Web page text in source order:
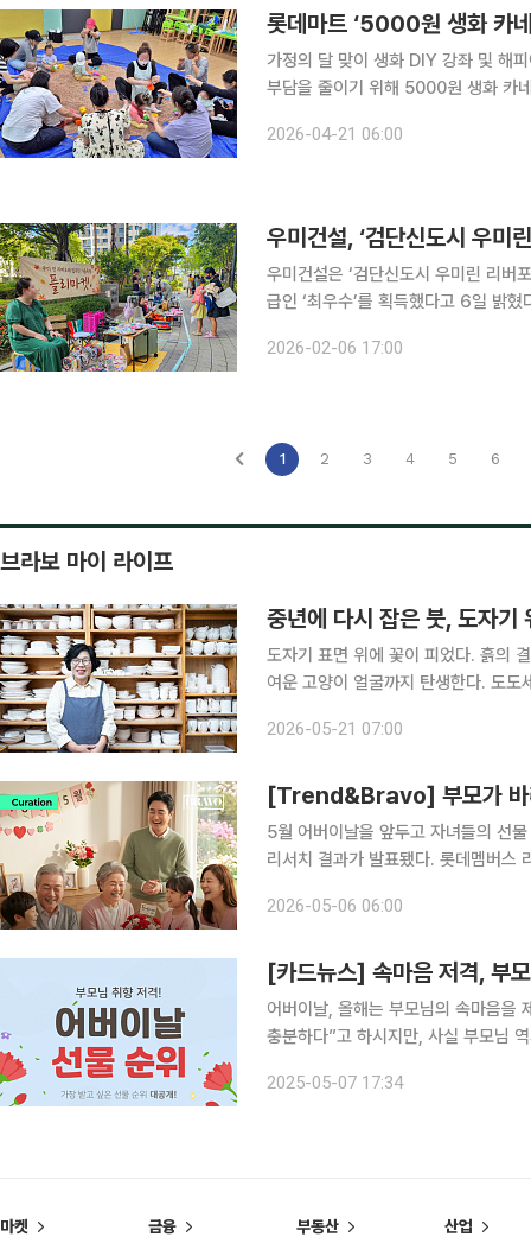
롯데마트 ‘5000원 생화 카
가정의 달 맞이 생화 DIY 강좌 및 해피아워 혜택 2배 강화 롯데
부담을 줄이기 위해 5000원 생화 카
고 21일 밝혔다. 이번 학기는 원자재
2026-04-21 06:00
우미건설, ‘검단신도시 우미
우미건설은 ‘검단신도시 우미린 리버
급인 ‘최우수’를 획득했다고 6일 밝혔다. 주거 서비스 인증은 공공지원 민간임대주택의 입주
시설, 생활 지원 및 공동체 활동 지원
2026-02-06 17:00
1 2 3 4 5 6
브라보 마이 라이프
중년에 다시 잡은 붓, 도자기
도자기 표면 위에 꽃이 피었다. 흙의
여운 고양이 얼굴까지 탄생한다. 도
굽는다. 이렇게 탄생한 도자기들은 온
2026-05-21 07:00
[Trend&Bravo] 부모가 바
5월 어버이날을 앞두고 자녀들의 선
리서치 결과가 발표됐다. 롯데멤버
도적인 차이로 차지했다. 이어 의류
2026-05-06 06:00
[카드뉴스] 속마음 저격, 부
어버이날, 올해는 부모님의 속마음을
충분하다”고 하시지만, 사실 부모님
대상으로 진행한 어버이날 선물 관련
2025-05-07 17:34
마켓 금융 부동산 산업